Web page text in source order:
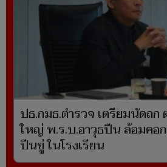
ปธ.กมธ.ตำรวจ เตรียมนัดถก
ใหญ่ พ.ร.บ.อาวุธปืน ล้อมคอ
ปืนขู่ ในโรงเรียน